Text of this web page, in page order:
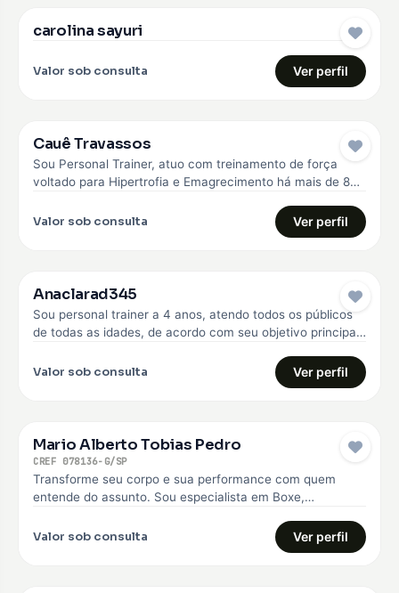
EMBAIXADOR
carolina sayuri
Valor sob consulta Ver perfil
EMBAIXADOR
Cauê Travassos
Sou Personal Trainer, atuo com treinamento de força
voltado para Hipertrofia e Emagrecimento há mais de 8
Valor sob consulta Ver perfil
Anaclarad345
Sou personal trainer a 4 anos, atendo todos os públicos
de todas as idades, de acordo com seu objetivo principal,
Valor sob consulta Ver perfil
Mario Alberto Tobias Pedro
CREF 078136-G/SP
Transforme seu corpo e sua performance com quem
entende do assunto. Sou especialista em Boxe,
Valor sob consulta Ver perfil